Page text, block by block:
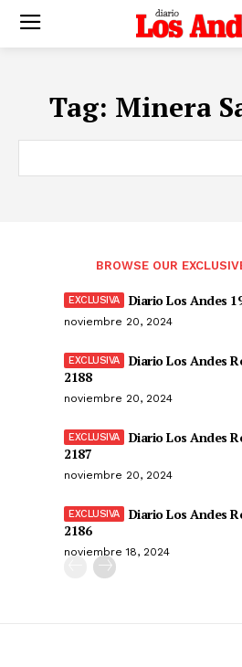
Tag: Minera
BROWSE OUR
Diario Los Andes
noviembre 20, 2024
Diario Los Andes
2188
noviembre 20, 2024
Diario Los Andes
2187
noviembre 20, 2024
Diario Los Andes
2186
noviembre 18, 2024